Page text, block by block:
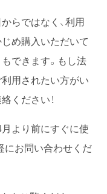
らではなく、利用
め購入いただいて
できます。もし法
用されたい方がい
ください！
より前にすぐに使
にお問い合わせくだ